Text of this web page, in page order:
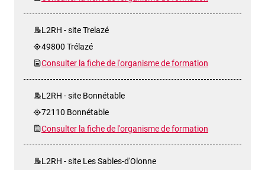
L2RH - site Trelazé
49800 Trélazé
Consulter la fiche de l'organisme de formation
L2RH - site Bonnétable
72110 Bonnétable
Consulter la fiche de l'organisme de formation
L2RH - site Les Sables-d'Olonne